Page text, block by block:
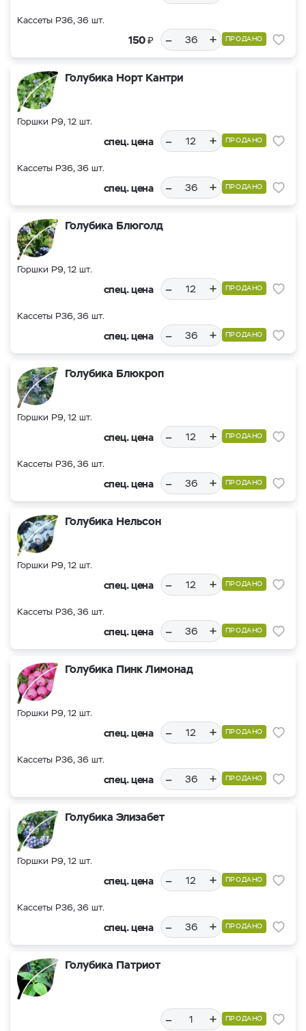
Кассеты Р36, 36 шт.
150₽ – + ПРОДАНО
Голубика Норт Кантри
Горшки Р9, 12 шт.
спец. цена – + ПРОДАНО
Кассеты Р36, 36 шт.
спец. цена – + ПРОДАНО
Голубика Блюголд
Горшки Р9, 12 шт.
спец. цена – + ПРОДАНО
Кассеты Р36, 36 шт.
спец. цена – + ПРОДАНО
Голубика Блюкроп
Горшки Р9, 12 шт.
спец. цена – + ПРОДАНО
Кассеты Р36, 36 шт.
спец. цена – + ПРОДАНО
Голубика Нельсон
Горшки Р9, 12 шт.
спец. цена – + ПРОДАНО
Кассеты Р36, 36 шт.
спец. цена – + ПРОДАНО
Голубика Пинк Лимонад
Горшки Р9, 12 шт.
спец. цена – + ПРОДАНО
Кассеты Р36, 36 шт.
спец. цена – + ПРОДАНО
Голубика Элизабет
Горшки Р9, 12 шт.
спец. цена – + ПРОДАНО
Кассеты Р36, 36 шт.
спец. цена – + ПРОДАНО
Голубика Патриот
– + ПРОДАНО